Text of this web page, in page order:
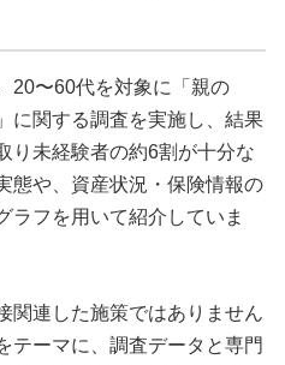
20〜60代を対象に「親の
に関する調査を実施し、結果
り未経験者の約6割が十分な
態や、資産状況・保険情報の
ラフを用いて紹介していま
関連した施策ではありません
テーマに、調査データと専門